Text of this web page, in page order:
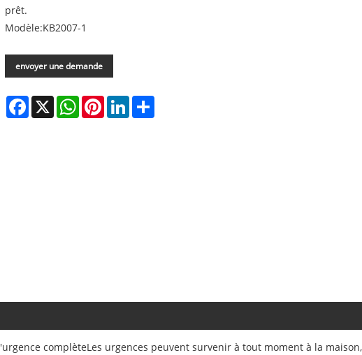
prêt.
Modèle:KB2007-1
envoyer une demande
Facebook
X WhatsAppPinterestLinkedInShare
complèteLes urgences peuvent survenir à tout moment à la